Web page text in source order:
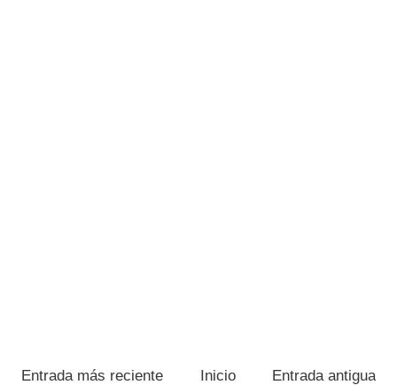
Entrada más reciente Entrada antigua
Inicio